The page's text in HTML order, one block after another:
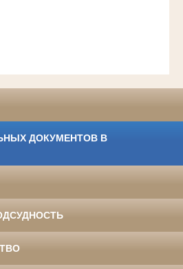
ДОКУМЕНТОВ В